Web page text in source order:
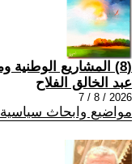
(8) المشاريع الوطنية ومظاهر السيادة
عبد الخالق الفلاح
2026 / 8 / 7
مواضيع وابحاث سياسية